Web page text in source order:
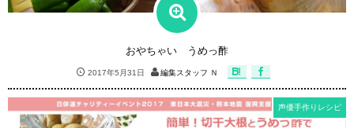
おやちゃい うめっ酢
2017年5月31日 編集スタッフ Ｎ
声優手作りレシピ